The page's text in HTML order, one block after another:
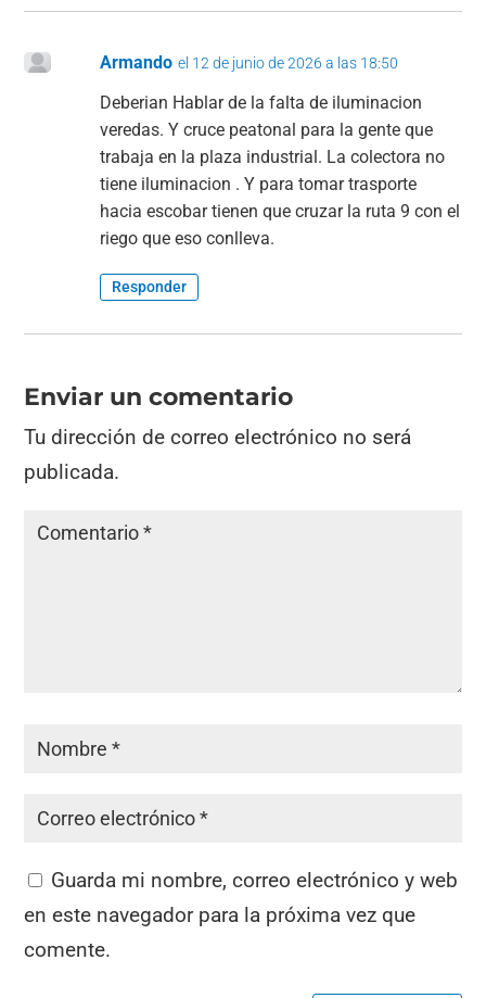
Armando el 12 de junio de 2026 a las 18:50
Deberian Hablar de la falta de iluminacion
veredas. Y cruce peatonal para la gente que
trabaja en la plaza industrial. La colectora no
tiene iluminacion . Y para tomar trasporte
hacia escobar tienen que cruzar la ruta 9 con el
riego que eso conlleva.
Responder
Enviar un comentario
Tu dirección de correo electrónico no será
publicada.
Guarda mi nombre, correo electrónico y web
en este navegador para la próxima vez que
comente.